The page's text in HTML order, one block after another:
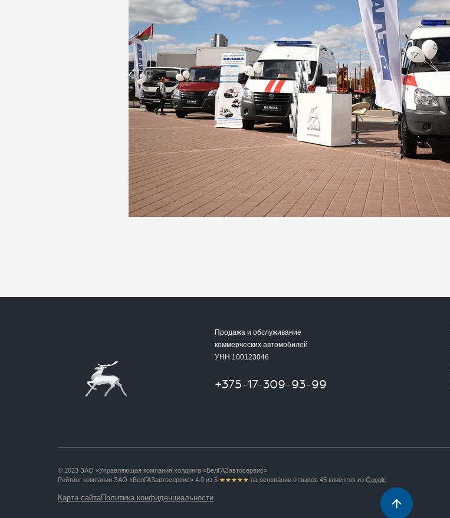
Продажа и обслуживание
коммерческих автомобилей
УНН 100123046
+375-17-309-93-99
© 2023 ЗАО «Управляющая компания холдинга «БелГАЗавтосервис»
Рейтинг компании ЗАО «БелГАЗавтосервис» 4.0 из 5 ★★★★★ на основании отзывов 45 клиентов из Google
Карта сайтаПолитика конфиденциальности